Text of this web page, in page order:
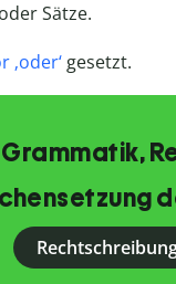
Sätze.
‚oder‘gesetzt.